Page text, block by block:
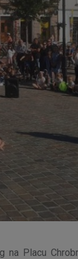
Placu